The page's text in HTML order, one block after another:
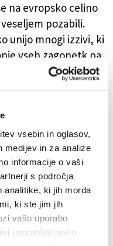
vsebin in oglasov,
medijev in za analize
informacije o vaši
s področja
analitike, ki jih morda
ki ste jim jih
vašo uporabo
uporabljati našo
na evropsko celino
pozabili.
unijo mnogi izzivi, ki
vseh zagonetk pa
malo denarja.
oceno.
je dejal.
saj
pa je velika. »Ne
moramo
vodjo turingijske
Höckeja z ligašem
iste
je dejala z